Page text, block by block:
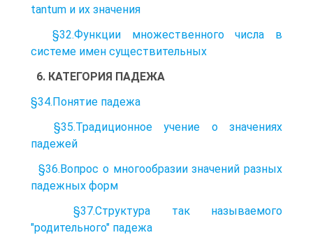
tantum и их значения
§32.Функции множественного числа в
системе имен существительных
6. КАТЕГОРИЯ ПАДЕЖА
§34.Понятие падежа
§35.Традиционное учение о значениях
падежей
§36.Вопрос о многообразии значений разных
падежных форм
§37.Структура так называемого
"родительного" падежа